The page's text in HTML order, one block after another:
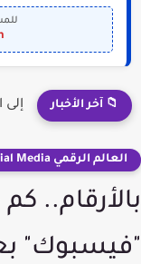
📁 آخر الأخبار
العالم الرقمي Social Media
بالأرقام..
"فيسبوك"